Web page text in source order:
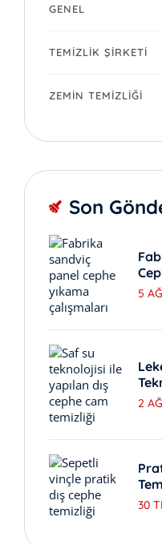
GENEL
TEMIZLIK ŞIRKETI
ZEMIN TEMIZLIĞI
Son
5
2
30